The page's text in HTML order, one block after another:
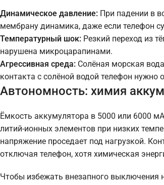
Динамическое давление: При падении в
мембрану динамика, даже если телефон
Температурный шок: Резкий переход из
нарушена микроцарапинами.
Агрессивная среда: Солёная морская
контакта с солёной водой телефон нужно
Автономность: химия
Ёмкость аккумулятора в 5000 или 6000
литий-ионных элементов при низких
напряжение проседает под нагрузкой.
отключая телефон, хотя химическая
Чтобы избежать внезапного выключения